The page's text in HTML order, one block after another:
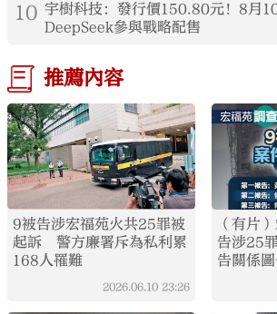
10 宇樹科技：發行價150.80元！8月
DeepSeek參與戰略配售
推薦內容
9被告涉宏福苑火共25罪被
起訴 警方廉署斥為私利累
168人罹難
2026.06.10 23:26
（有片
告涉25
告關係